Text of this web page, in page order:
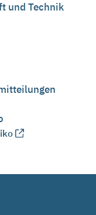
und Technik